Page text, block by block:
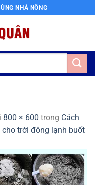
NHÀ NÔNG
800 × 600 trong Cách
cho trời đông lạnh buốt